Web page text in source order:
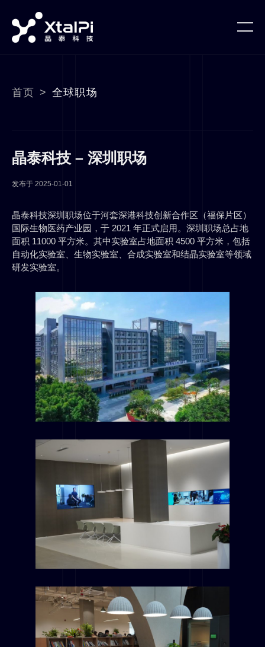
首页 > 全球职场
晶泰科技 – 深圳职场
发布于 2025-01-01
晶泰科技深圳职场位于河套深港科技创新合作区（福保片区）
国际生物医药产业园，于 2021 年正式启用。深圳职场总占地
面积 11000 平方米。其中实验室占地面积 4500 平方米，包括
自动化实验室、生物实验室、合成实验室和结晶实验室等领域
研发实验室。